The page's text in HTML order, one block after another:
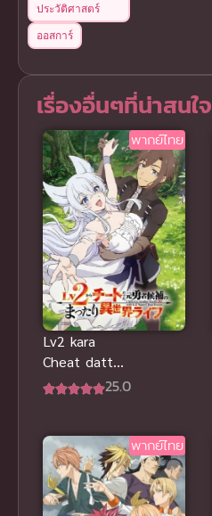
ประวัติศาสตร์
ออสการ์
เรื่องอื่นๆที่น่าสนใจ
พากย์ไทย
Lv2 kara
Cheat datta
Motoyuusha25.0
พากย์ไทย